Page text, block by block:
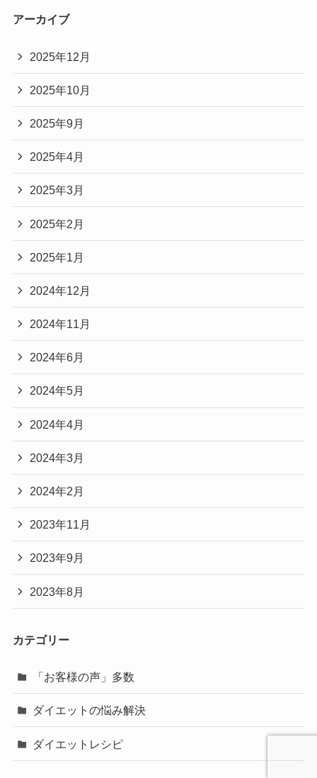
アーカイブ
2025年12月
2025年10月
2025年9月
2025年4月
2025年3月
2025年2月
2025年1月
2024年12月
2024年11月
2024年6月
2024年5月
2024年4月
2024年3月
2024年2月
2023年11月
2023年9月
2023年8月
カテゴリー
「お客様の声」多数
ダイエットの悩み解決
ダイエットレシピ